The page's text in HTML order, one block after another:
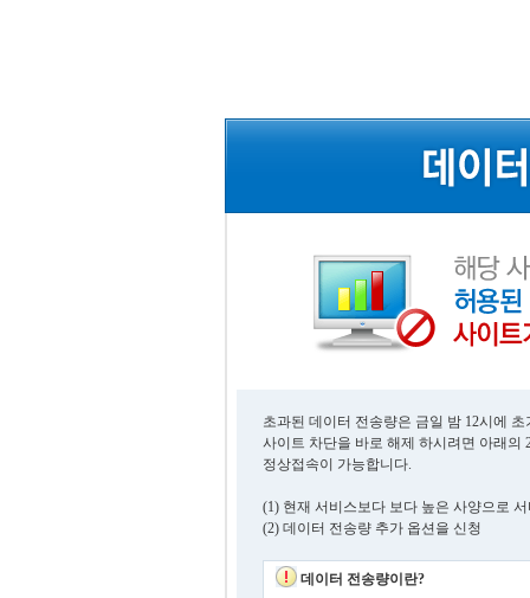
초과된 데이터 전송량은 금일 밤 12시에
사이트 차단을 바로 해제 하시려면 아래의
정상접속이 가능합니다.
(1) 현재 서비스보다 보다 높은 사양으로
(2) 데이터 전송량 추가 옵션을 신청
데이터 전송량이란?